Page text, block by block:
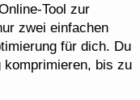
Tool zur
zwei einfachen
für dich. Du
komprimieren, bis zu